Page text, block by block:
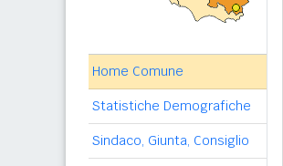
Home Comune
Statistiche Demografiche
Sindaco, Giunta, Consiglio